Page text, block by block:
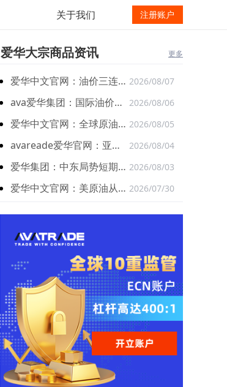
关于我们 注册账户
爱华大宗商品资讯 更多
爱华中文官网：油价三连跌 市场关注霍尔木兹海峡协议进展 2026/08/07
ava爱华集团：国际油价盘中直线跳水 布油暗盘重挫7.5% 2026/08/06
爱华中文官网：全球原油实物流通依旧受到显著约束 2026/08/05
avareade爱华官网：亚洲市场周一开盘国际油价走低 2026/08/04
爱华集团：中东局势短期边际缓和之下原油大幅下跌 2026/08/03
爱华中文官网：美原油从前一交易日触及的两周低位回升 2026/07/30